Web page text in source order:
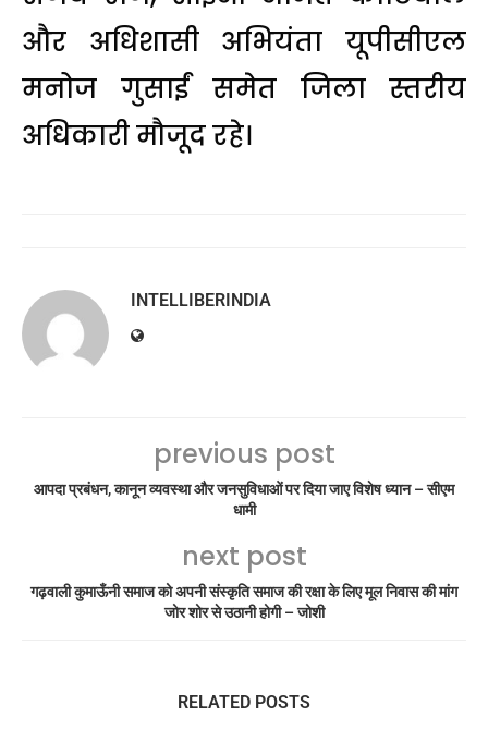
और अधिशासी अभियंता यूपीसीएल
मनोज गुसाईं समेत जिला स्तरीय
अधिकारी मौजूद रहे।
INTELLIBERINDIA
previous post
आपदा प्रबंधन, कानून व्यवस्था और जनसुविधाओं पर दिया जाए विशेष ध्यान – सीएम
धामी
next post
गढ़वाली कुमाऊँनी समाज को अपनी संस्कृति समाज की रक्षा के लिए मूल निवास की मांग
जोर शोर से उठानी होगी – जोशी
RELATED POSTS